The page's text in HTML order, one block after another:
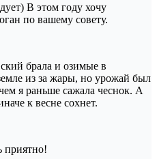
В этом году хочу
по вашему совету.
брала и озимые в
из за жары, но урожай был
я раньше сажала чеснок. А
к весне сохнет.
приятно!